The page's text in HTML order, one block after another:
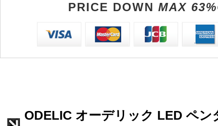
PRICE DOWN MAX
ODELIC オーデリック LED ペン